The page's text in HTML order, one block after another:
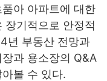
아 아파트에 대한
장기적으로 안정적
년 부동산 전망과
과 용소장의 Q&A
볼 수 있다.